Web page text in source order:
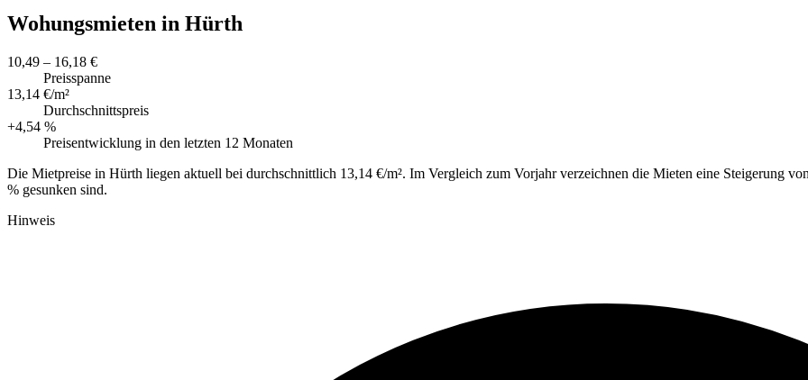
Wohungsmieten in Hürth
10,49 – 16,18 €
Preisspanne
13,14 €/m²
Durchschnittspreis
+4,54 %
Preisentwicklung in den letzten 12 Monaten
Die Mietpreise in Hürth liegen aktuell bei durchschnittlich 13,14 €/m². Im Vergleich zum Vorjahr verzeichnen die Mieten eine Steigerung
% gesunken sind.
Hinweis